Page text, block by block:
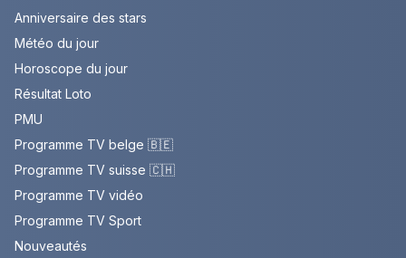
Anniversaire des stars
Météo du jour
Horoscope du jour
Résultat Loto
PMU
Programme TV belge 🇧🇪
Programme TV suisse 🇨🇭
Programme TV vidéo
Programme TV Sport
Nouveautés